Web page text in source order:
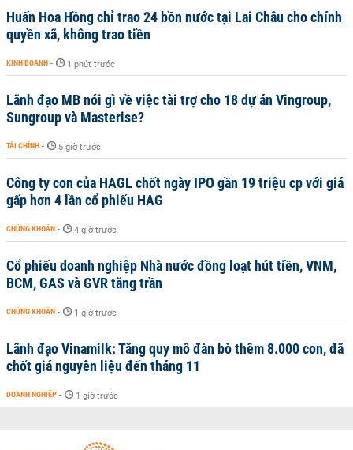
Huấn Hoa Hồng chỉ trao 24 bồn nước tại Lai Châu cho chính
quyền xã, không trao tiền
KINH DOANH - 1 phút trước
Lãnh đạo MB nói gì về việc tài trợ cho 18 dự án Vingroup,
Sungroup và Masterise?
TÀI CHÍNH - 5 giờ trước
Công ty con của HAGL chốt ngày IPO gần 19 triệu cp với giá
gấp hơn 4 lần cổ phiếu HAG
CHỨNG KHOÁN - 4 giờ trước
Cổ phiếu doanh nghiệp Nhà nước đồng loạt hút tiền, VNM,
BCM, GAS và GVR tăng trần
CHỨNG KHOÁN - 1 giờ trước
Lãnh đạo Vinamilk: Tăng quy mô đàn bò thêm 8.000 con, đã
chốt giá nguyên liệu đến tháng 11
DOANH NGHIỆP - 1 giờ trước